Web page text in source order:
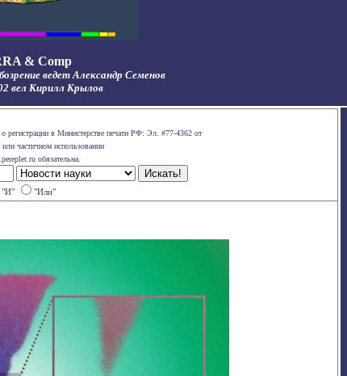
& Comp
ведет Александр Семенов
вел Кирилл Крылов
регистрации в Министерстве печати РФ: Эл. #77-4362 от
частичном использовании
обязательна.
"И" "Или"